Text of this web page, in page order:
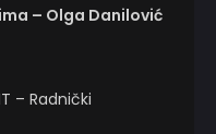
– Olga Danilović
– Radnički